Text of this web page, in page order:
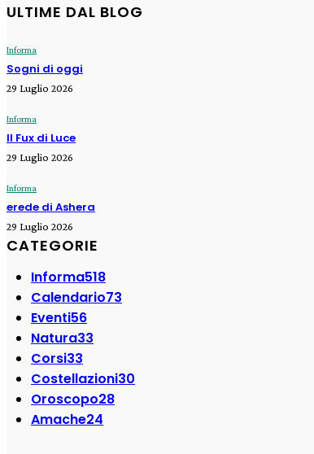
ULTIME DAL BLOG
Informa
Sogni di oggi
29 Luglio 2026
Informa
Il Fux di Luce
29 Luglio 2026
Informa
erede di Ashera
29 Luglio 2026
CATEGORIE
Informa518
Calendario73
Eventi56
Natura33
Corsi33
Costellazioni30
Oroscopo28
Amache24